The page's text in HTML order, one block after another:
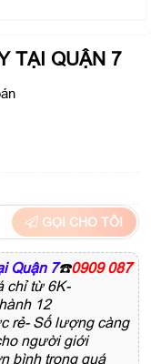
TẠI QUẬN 7
GỌI CHO TÔI
Quận 7☎️0909 087
chỉ từ 6K-
12
rẻ- Số lượng càng
người giới
bình trong quá